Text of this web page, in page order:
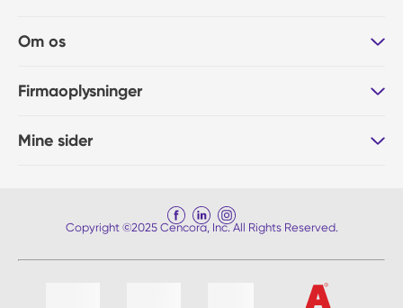
Om os
Firmaoplysninger
Mine sider
Copyright ©2025 Cencora, Inc. All Rights Reserved.